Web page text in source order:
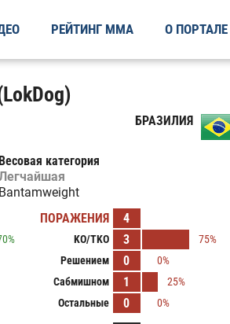
РЕЙТИНГ ММА О ПОРТАЛЕ
БРАЗИЛИЯ
Весовая категория
Bantamweight
ПОРАЖЕНИЯ 4
KO/TKO 3
75%
Решением
0
0%
Сабмишном
1
25%
Остальные
0 0%